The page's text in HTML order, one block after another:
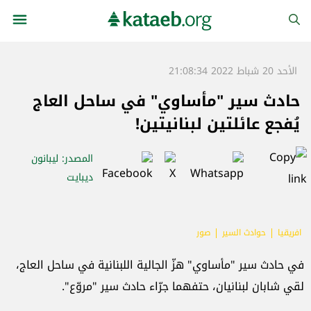
الأحد 20 شباط 2022 21:08:34
حادث سير "مأساوي" في ساحل العاج
يُفجع عائلتين لبنانيتين!
المصدر: ليبانون
ديبايت
افريقيا حوادث السير صور
في حادث سير "مأساوي" هزّ الجالية اللبنانية في ساحل العاج،
لقي شابان لبنانيان، حتفهما جرّاء حادث سير "مروّع".